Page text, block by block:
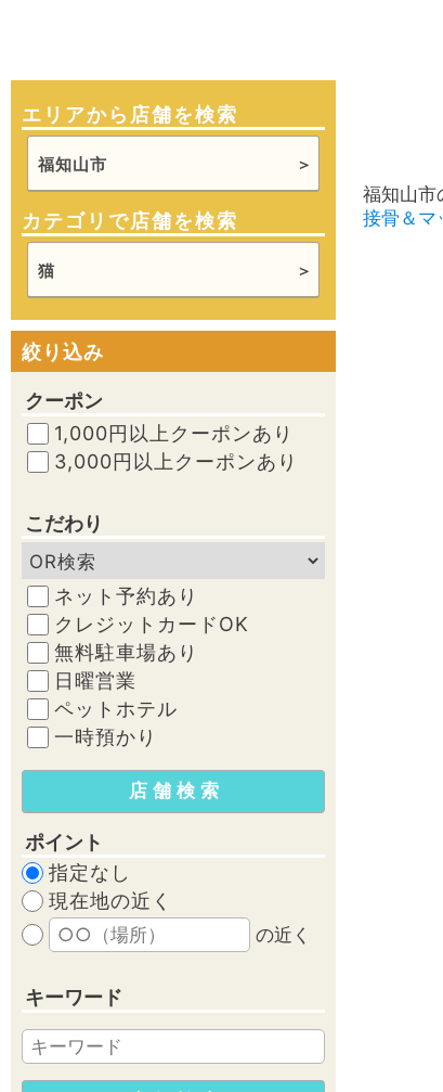
エリアから店舗を検索
福知山市
カテゴリで店舗を検索
猫
絞り込み
クーポン
1,000円以上クーポンあり
3,000円以上クーポンあり
こだわり
ネット予約あり
クレジットカードOK
無料駐車場あり
日曜営業
ペットホテル
一時預かり
ポイント
指定なし
現在地の近く
の近く
キーワード
福知山市
接骨＆マ